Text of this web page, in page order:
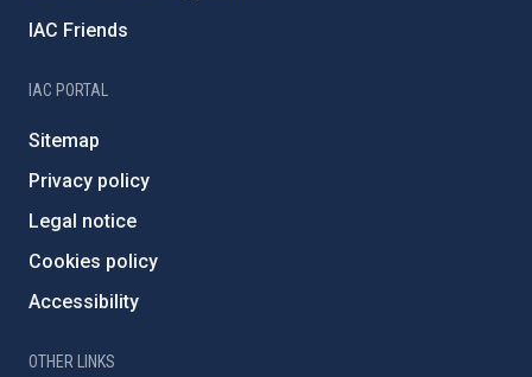
IAC Friends
IAC PORTAL
Sitemap
Privacy policy
Legal notice
Cookies policy
Accessibility
OTHER LINKS